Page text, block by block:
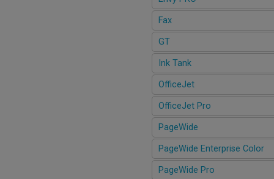
Fax
GT
Ink Tank
OfficeJet
OfficeJet Pro
PageWide
PageWide Enterprise Color
PageWide Pro